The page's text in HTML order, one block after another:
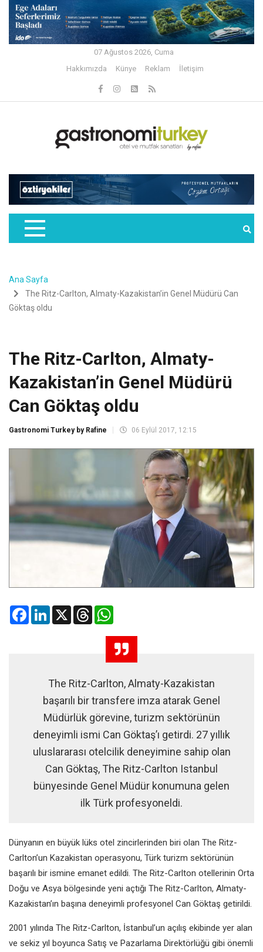
07 Ağustos 2026, Cuma
Hakkımızda
Künye Reklam İletişim
Ana Sayfa
The Ritz-Carlton, Almaty-Kazakistan’in Genel Müdürü Can
Göktaş oldu
The Ritz-Carlton, Almaty-
Kazakistan’in Genel Müdürü
Can Göktaş oldu
Gastronomi Turkey by Rafine 06 Eylül 2017, 12:15
FacebookLinkedIn
X Threads
The Ritz-Carlton, Almaty-Kazakistan
başarılı bir transfere imza atarak Genel
Müdürlük görevine, turizm sektörünün
deneyimli ismi Can Göktaş’ı getirdi. 27 yıllık
uluslararası otelcilik deneyimine sahip olan
Can Göktaş, The Ritz-Carlton Istanbul
bünyesinde Genel Müdür konumuna gelen
ilk Türk profesyoneldi.
Dünyanın en büyük lüks otel zincirlerinden biri olan The Ritz-
Carlton’un Kazakistan operasyonu, Türk turizm sektörünün
başarılı bir ismine emanet edildi. The Ritz-Carlton otellerinin Orta
Doğu ve Asya bölgesinde yeni açtığı The Ritz-Carlton, Almaty-
Kazakistan’ın başına deneyimli profesyonel Can Göktaş getirildi.
2001 yılında The Ritz-Carlton, İstanbul’un açılış ekibinde yer alan
ve sekiz yıl boyunca Satış ve Pazarlama Direktörlüğü gibi önemli